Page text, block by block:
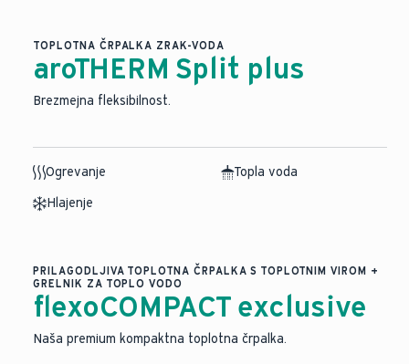
TOPLOTNA ČRPALKA ZRAK-VODA
aroTHERM Split plus
Brezmejna fleksibilnost.
Ogrevanje
Topla voda
Hlajenje
PRILAGODLJIVA TOPLOTNA ČRPALKA S TOPLOTNIM VIROM +
GRELNIK ZA TOPLO VODO
flexoCOMPACT exclusive
Naša premium kompaktna toplotna črpalka.